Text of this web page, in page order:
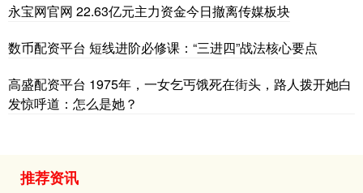
永宝网官网 22.63亿元主力资金今日撤离传媒板块
数币配资平台 短线进阶必修课：“三进四”战法​​​核心要点
高盛配资平台 1975年，一女乞丐饿死在街头，路人拨开她白
发惊呼道：怎么是她？
推荐资讯